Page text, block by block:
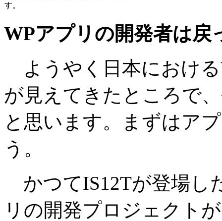
す。
WPアプリの開発者は戻
ようやく日本における
が見えてきたところで
と思います。まずはア
う。
かつてIS12Tが登場し
リの開発プロジェクト